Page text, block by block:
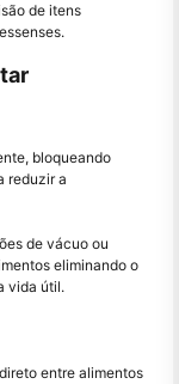
de itens
bloqueando
reduzir a
de vácuo ou
eliminando o
vida útil.
entre alimentos